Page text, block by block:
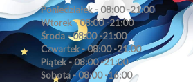
Poniedziałek - 08:00 -21:00
Wtorek - 08:00 -21:00
Środa - 08:00 -21:00
Czwartek - 08:00 -21:00
Piątek - 08:00 -21:00
Sobota - 08:00 -16:00